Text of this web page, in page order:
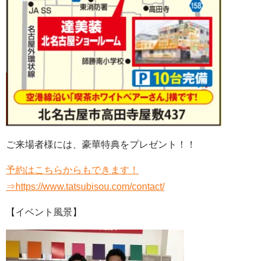
ご来場者様には、豪華特典をプレゼント！！
予約はこちらからもできます！
⇒https://www.tatsubisou.com/contact/
【イベント風景】